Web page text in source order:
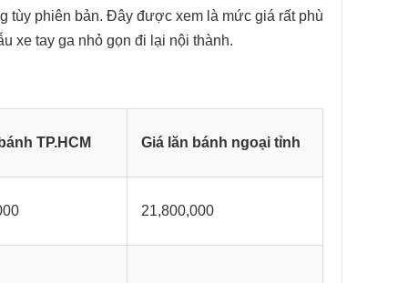
tùy phiên bản. Đây được xem là mức giá rất phù
xe tay ga nhỏ gọn đi lại nội thành.
TP.HCM Giá lăn bánh ngoại tỉnh
21,800,000